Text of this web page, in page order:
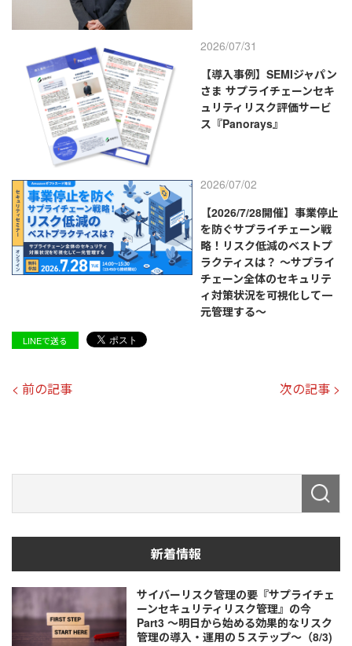
2026/07/31
【導入事例】SEMIジャパン
さま サプライチェーンセキ
ュリティリスク評価サービ
ス『Panorays』
2026/07/02
【2026/7/28開催】事業停止
を防ぐサプライチェーン戦
略！リスク低減のベストプ
ラクティスは？ ～サプライ
チェーン全体のセキュリテ
ィ対策状況を可視化して一
元管理する～
LINEで送る
< 前の記事 次の記事 >
新着情報
サイバーリスク管理の要『サプライチェ
ーンセキュリティリスク管理』の今
Part3 ～明日から始める効果的なリスク
管理の導入・運用の５ステップ～（8/3)